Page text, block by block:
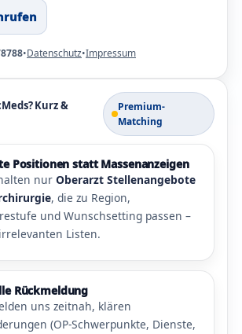
•Datenschutz•Impressum
Kurz &
Premium-
Matching
Positionen statt Massenanzeigen
nur Oberarzt Stellenangebote
, die zu Region,
und Wunschsetting passen –
Listen.
Rückmeldung
uns zeitnah, klären
(OP-Schwerpunkte, Dienste,